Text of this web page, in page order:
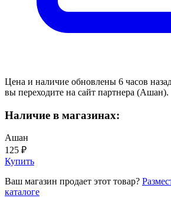
Цена и наличие обновлены 6 часов
вы переходите на сайт партнера (Ашан).
Наличие в магазинах:
Ашан
125 ₽
Купить
Ваш магазин продает этот товар?
каталоге